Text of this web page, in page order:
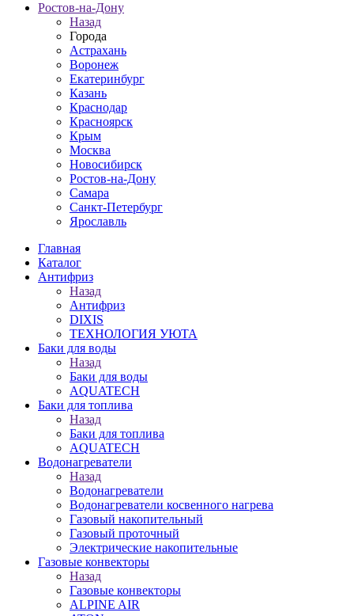
Ростов-на-Дону
Назад
Города
Астрахань
Воронеж
Екатеринбург
Казань
Краснодар
Красноярск
Крым
Москва
Новосибирск
Ростов-на-Дону
Самара
Санкт-Петербург
Ярославль
Главная
Каталог
Антифриз
Назад
Антифриз
DIXIS
ТЕХНОЛОГИЯ УЮТА
Баки для воды
Назад
Баки для воды
AQUATECH
Баки для топлива
Назад
Баки для топлива
AQUATECH
Водонагреватели
Назад
Водонагреватели
Водонагреватели косвенного нагрева
Газовый накопительный
Газовый проточный
Электрические накопительные
Газовые конвекторы
Назад
Газовые конвекторы
ALPINE AIR